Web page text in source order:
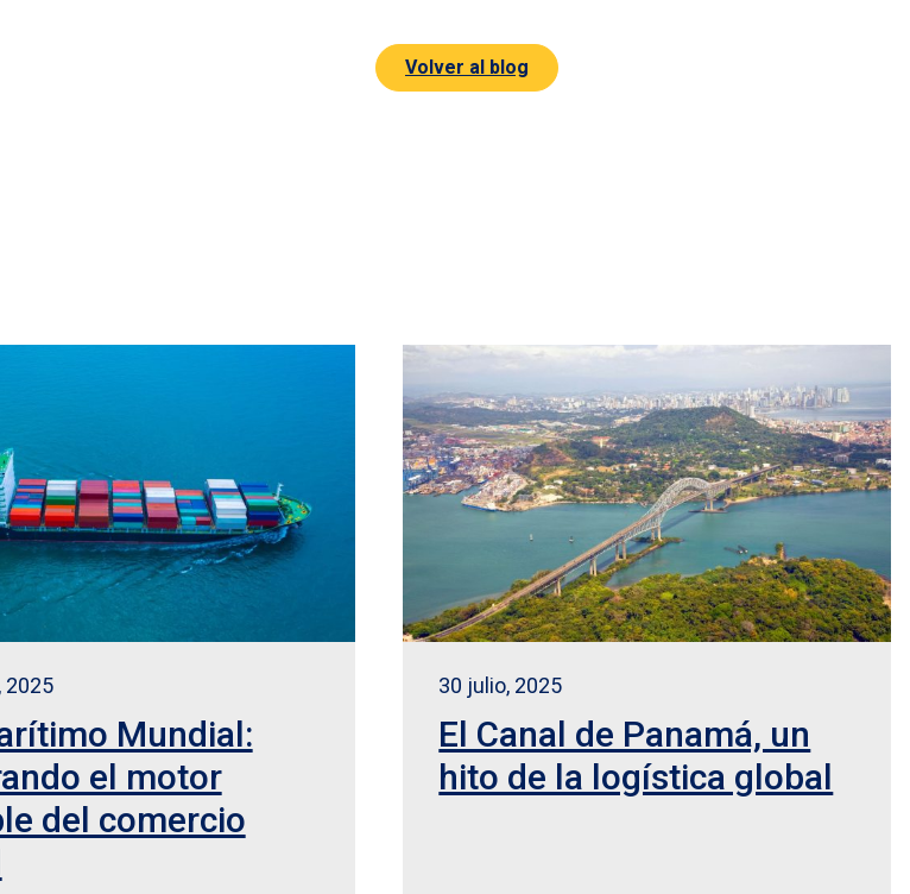
Volver al blog
2025
Mundial:
el motor
del comercio
30 julio, 2025
El Canal de Panamá, un
hito de la logística global